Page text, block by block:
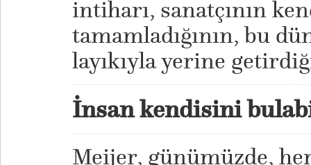
intiharı, sanatçının
tamamladığının, bu
layıkıyla yerine
İnsan kendisini
Meijer, günümüzde,